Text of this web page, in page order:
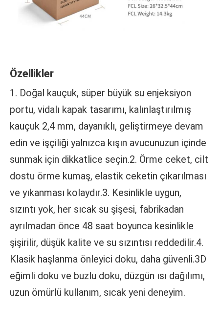
Özellikler
1. Doğal kauçuk, süper büyük su enjeksiyon
portu, vidalı kapak tasarımı, kalınlaştırılmış
kauçuk 2,4 mm, dayanıklı, geliştirmeye devam
edin ve işçiliği yalnızca kışın avucunuzun içinde
sunmak için dikkatlice seçin.2. Örme ceket, cilt
dostu örme kumaş, elastik ceketin çıkarılması
ve yıkanması kolaydır.3. Kesinlikle uygun,
sızıntı yok, her sıcak su şişesi, fabrikadan
ayrılmadan önce 48 saat boyunca kesinlikle
şişirilir, düşük kalite ve su sızıntısı reddedilir.4.
Klasik haşlanma önleyici doku, daha güvenli.3D
eğimli doku ve buzlu doku, düzgün ısı dağılımı,
uzun ömürlü kullanım, sıcak yeni deneyim.